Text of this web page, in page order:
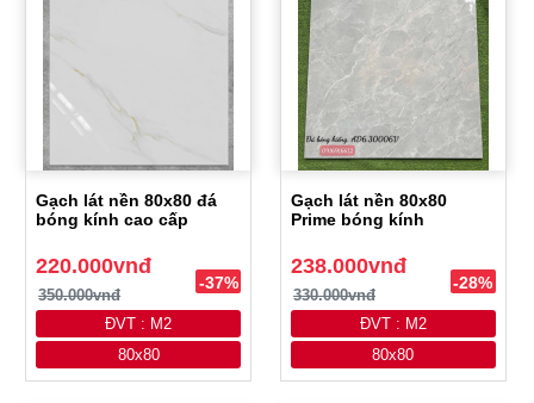
Gạch lát nền 80x80 đá
bóng kính cao cấp
220.000vnđ
350.000vnđ
-37%
ĐVT : M2
80x80
Gạch lát nền 80x80
Prime bóng kính
238.000vnđ
330.000vnđ
-28%
ĐVT : M2
80x80